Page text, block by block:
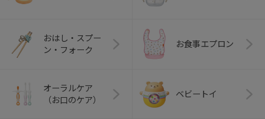
おはし・スプー
ン・フォーク
お食事エプロン
オーラルケア
（お口のケア）
ベビートイ